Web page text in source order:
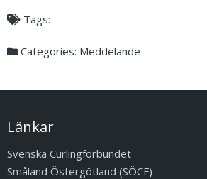
Tags:
Categories: Meddelande
Länkar
Svenska Curlingförbundet
Småland Östergötland (SÖCF)